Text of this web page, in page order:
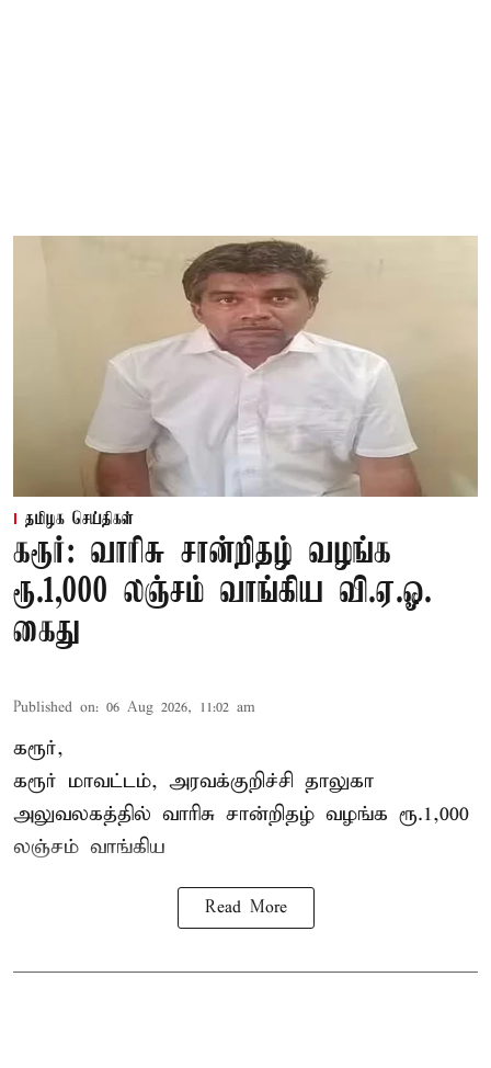
தமிழக செய்திகள்
கரூர்: வாரிசு சான்றிதழ் வழங்க
ரூ.1,000 லஞ்சம் வாங்கிய வி.ஏ.ஓ.
கைது
Published on: 06 Aug 2026, 11:02 am
கரூர்,
கரூர் மாவட்டம், அரவக்குறிச்சி தாலுகா
அலுவலகத்தில் வாரிசு சான்றிதழ் வழங்க ரூ.1,000
லஞ்சம் வாங்கிய
Read More